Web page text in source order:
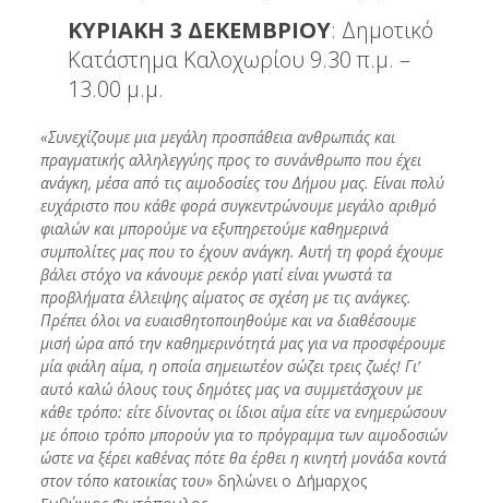
ΚΥΡΙΑΚΗ 3 ΔΕΚΕΜΒΡΙΟΥ: Δημοτικό
Κατάστημα Καλοχωρίου 9.30 π.μ. –
13.00 μ.μ.
«Συνεχίζουμε μια μεγάλη προσπάθεια ανθρωπιάς και
πραγματικής αλληλεγγύης προς το συνάνθρωπο που έχει
ανάγκη, μέσα από τις αιμοδοσίες του Δήμου μας. Είναι πολύ
ευχάριστο που κάθε φορά συγκεντρώνουμε μεγάλο αριθμό
φιαλών και μπορούμε να εξυπηρετούμε καθημερινά
συμπολίτες μας που το έχουν ανάγκη. Αυτή τη φορά έχουμε
βάλει στόχο να κάνουμε ρεκόρ γιατί είναι γνωστά τα
προβλήματα έλλειψης αίματος σε σχέση με τις ανάγκες.
Πρέπει όλοι να ευαισθητοποιηθούμε και να διαθέσουμε
μισή ώρα από την καθημερινότητά μας για να προσφέρουμε
μία φιάλη αίμα, η οποία σημειωτέον σώζει τρεις ζωές! Γι’
αυτό καλώ όλους τους δημότες μας να συμμετάσχουν με
κάθε τρόπο: είτε δίνοντας οι ίδιοι αίμα είτε να ενημερώσουν
με όποιο τρόπο μπορούν για το πρόγραμμα των αιμοδοσιών
ώστε να ξέρει καθένας πότε θα έρθει η κινητή μονάδα κοντά
στον τόπο κατοικίας του» δηλώνει ο Δήμαρχος